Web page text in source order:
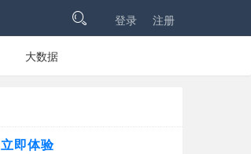
 登录 注册
大数据
立即体验